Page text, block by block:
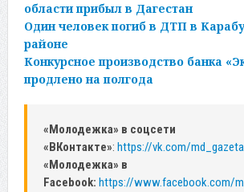
области прибыл в Дагестан
Один человек погиб в ДТП в
районе
Конкурсное производство банка
продлено на полгода
«Молодежка» в соцсети
«ВКонтакте»: https://vk.com/md_gazeta
«Молодежка» в
Facebook: https://www.facebook.com/